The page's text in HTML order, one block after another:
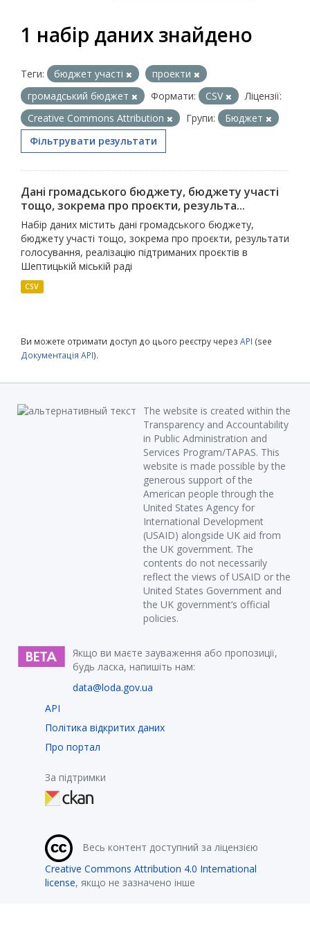
1 набір даних знайдено
Теги: бюджет участі
проекти
громадський бюджет
Формати: CSV
Ліцензії:
Creative Commons Attribution
Групи:
Бюджет
Фільтрувати результати
Дані громадського бюджету, бюджету участі
тощо, зокрема про проєкти, результа...
Набір даних містить дані громадського бюджету,
бюджету участі тощо, зокрема про проєкти, результати
голосування, реалізацію підтриманих проєктів в
Шептицькій міській раді
CSV
Ви можете отримати доступ до цього реєстру через API (see
Документація API).
The website is created within the
Transparency and Accountability
in Public Administration and
Services Program/TAPAS. This
website is made possible by the
generous support of the
American people through the
United States Agency for
International Development
(USAID) alongside UK aid from
the UK government. The
contents do not necessarily
reflect the views of USAID or the
United States Government and
the UK government’s official
policies.
Якщо ви маєте зауваження або пропозиції,
будь ласка, напишіть нам:
data@loda.gov.ua
API
Політика відкритих даних
Про портал
За підтримки
Весь контент доступний за ліцензією
Creative Commons Attribution 4.0 International
license, якщо не зазначено інше